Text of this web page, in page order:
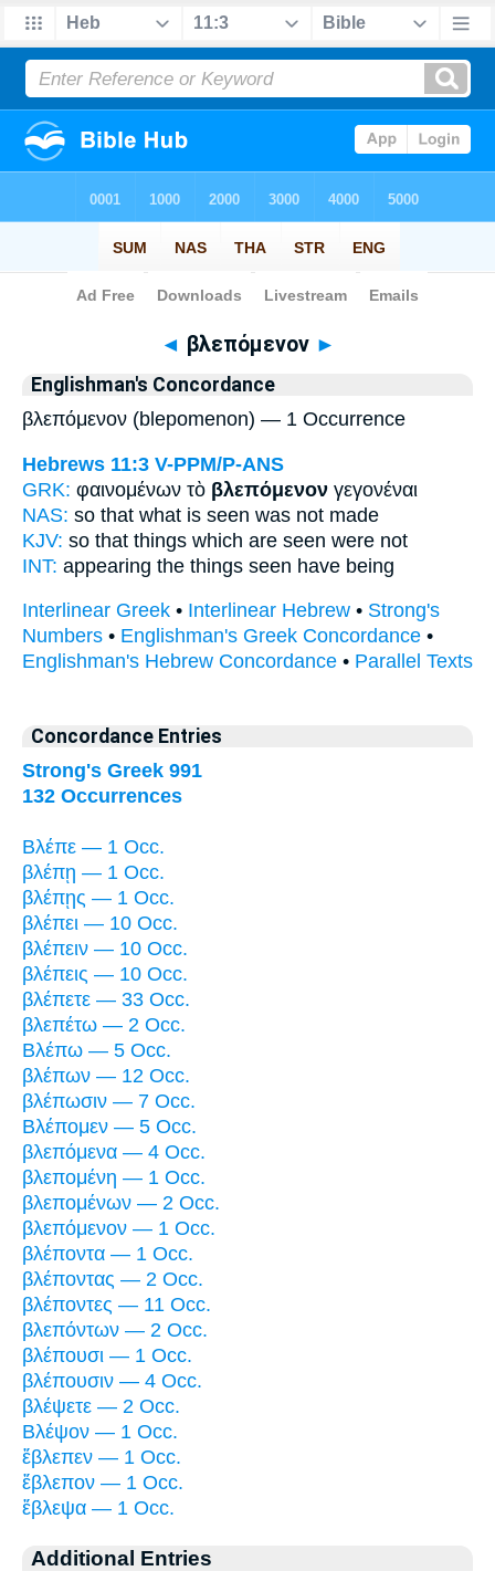
Bible>Strong's > Greek
◄ βλεπόμενον ►
Englishman's Concordance
βλεπόμενον (blepomenon) — 1 Occurrence
Hebrews 11:3 V-PPM/P-ANS
GRK: φαινομένων τὸ βλεπόμενον γεγονέναι
NAS: so that what is seen was not made
KJV: so that things which are seen were not
INT: appearing the things seen have being
Interlinear Greek • Interlinear Hebrew • Strong's
Numbers • Englishman's Greek Concordance •
Englishman's Hebrew Concordance • Parallel Texts
Concordance Entries
Strong's Greek 991
132 Occurrences
Βλέπε — 1 Occ.
βλέπῃ — 1 Occ.
βλέπῃς — 1 Occ.
βλέπει — 10 Occ.
βλέπειν — 10 Occ.
βλέπεις — 10 Occ.
βλέπετε — 33 Occ.
βλεπέτω — 2 Occ.
Βλέπω — 5 Occ.
βλέπων — 12 Occ.
βλέπωσιν — 7 Occ.
Βλέπομεν — 5 Occ.
βλεπόμενα — 4 Occ.
βλεπομένη — 1 Occ.
βλεπομένων — 2 Occ.
βλεπόμενον — 1 Occ.
βλέποντα — 1 Occ.
βλέποντας — 2 Occ.
βλέποντες — 11 Occ.
βλεπόντων — 2 Occ.
βλέπουσι — 1 Occ.
βλέπουσιν — 4 Occ.
βλέψετε — 2 Occ.
Βλέψον — 1 Occ.
ἔβλεπεν — 1 Occ.
ἔβλεπον — 1 Occ.
ἔβλεψα — 1 Occ.
Additional Entries